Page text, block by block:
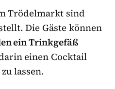
Trödelmarkt sind
Die Gäste können
ein Trinkgefäß
einen Cocktail
lassen.